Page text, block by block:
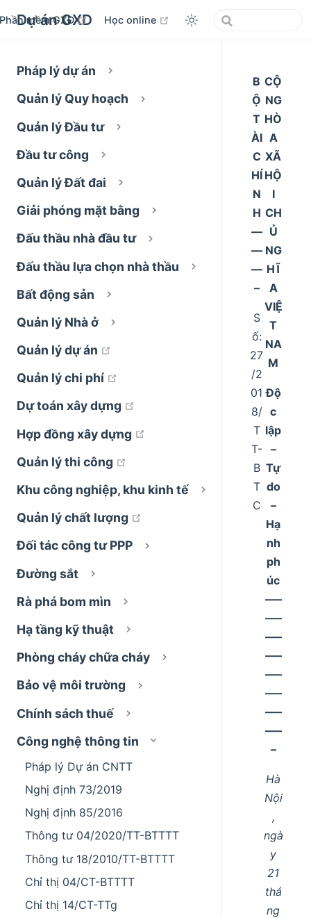
Dự án GXD
Phần mềm GXD open in new window
Học online open in new window
Pháp lý dự án
Quản lý Quy hoạch
Quản lý Đầu tư
Đầu tư công
Quản lý Đất đai
Giải phóng mặt bằng
Đấu thầu nhà đầu tư
Đấu thầu lựa chọn nhà thầu
Bất động sản
Quản lý Nhà ở
Quản lý dự án
Quản lý chi phí
Dự toán xây dựng
open in new window
Hợp đồng xây dựng
open in new window
Quản lý thi công
Khu công nghiệp, khu kinh tế
Quản lý chất lượng
Đối tác công tư PPP
Đường sắt
Rà phá bom mìn
Hạ tầng kỹ thuật
Phòng cháy chữa cháy
Bảo vệ môi trường
Chính sách thuế
Công nghệ thông tin
Pháp lý Dự án CNTT
Nghị định 73/2019
Nghị định 85/2016
Thông tư 04/2020/TT-BTTTT
Thông tư 18/2010/TT-BTTTT
Chỉ thị 04/CT-BTTTT
Chỉ thị 14/CT-TTg
B
Ộ
T
ÀI
C
HÍ
N
H
––
––
––
–
S
ố:
27
/2
01
8/
T
T-
B
T
C
CỘ
NG
HÒ
A
XÃ
HỘ
I
CH
Ủ
NG
HĨ
A
VIỆ
T
NA
M
Độ
c
lập
–
Tự
do
–
Hạ
nh
ph
úc
–––
–––
–––
–––
–––
–––
–––
–––
–
Hà
Nội
,
ngà
y
21
thá
ng